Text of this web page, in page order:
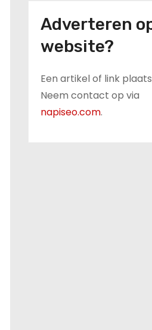
Adverteren
website?
Een artikel of link
Neem contact op via
napiseo.com.